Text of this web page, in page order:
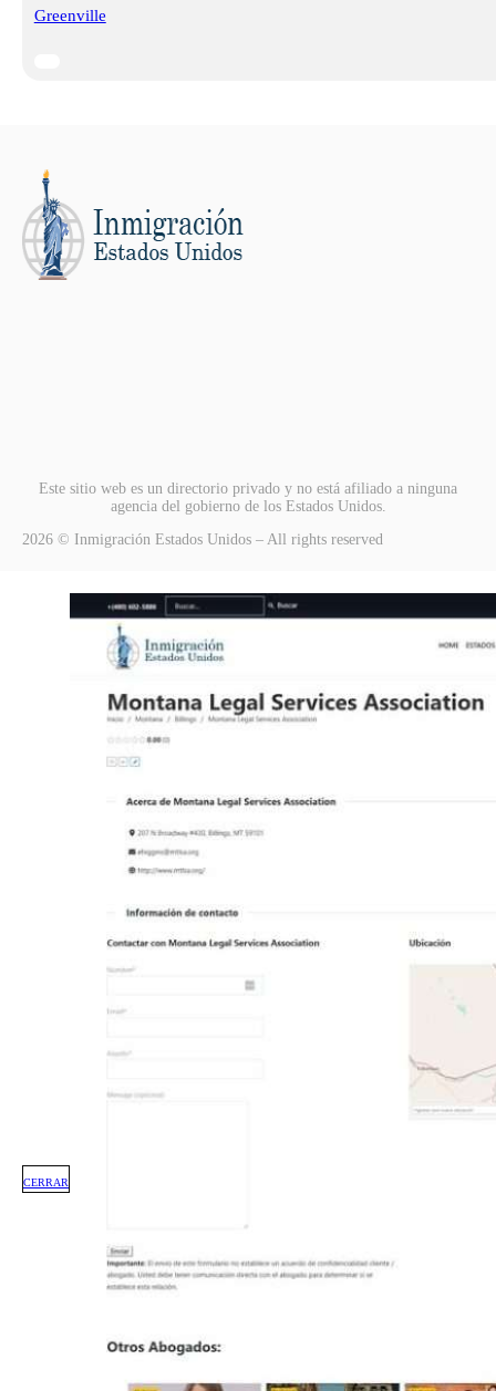
Greenville
Este sitio web es un directorio privado y no está afiliado a ninguna
agencia del gobierno de los Estados Unidos.
2026 © Inmigración Estados Unidos – All rights reserved
CERRAR